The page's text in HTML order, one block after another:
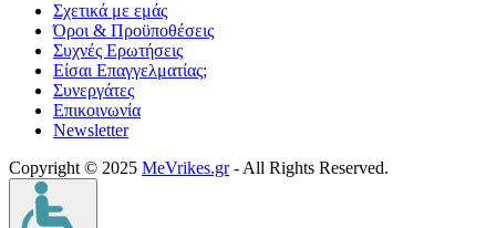
Σχετικά με εμάς
Όροι & Προϋποθέσεις
Συχνές Ερωτήσεις
Είσαι Επαγγελματίας;
Συνεργάτες
Επικοινωνία
Νewsletter
Copyright © 2025 MeVrikes.gr- All Rights Reserved.